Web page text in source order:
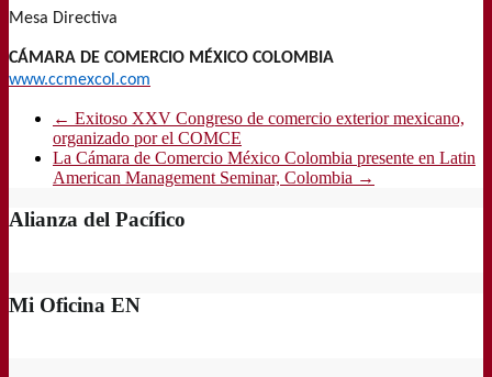
Mesa Directiva
CÁMARA DE COMERCIO MÉXICO COLOMBIA
www.ccmexcol.com
← Exitoso XXV Congreso de comercio exterior mexicano,
organizado por el COMCE
La Cámara de Comercio México Colombia presente en Latin
American Management Seminar, Colombia →
Alianza del Pacífico
Mi Oficina EN